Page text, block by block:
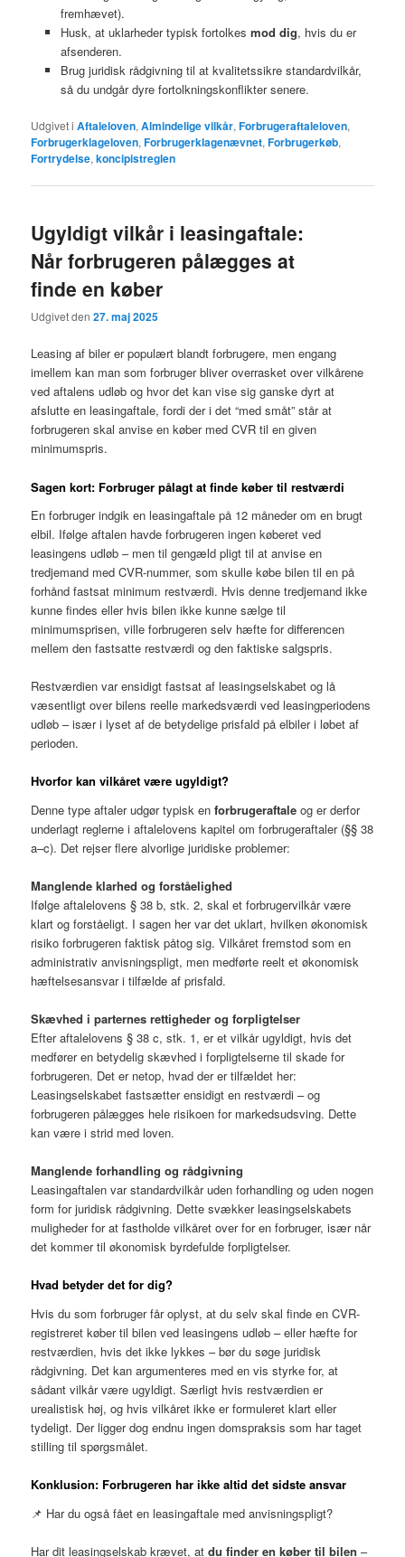
fremhævet).
Husk, at uklarheder typisk fortolkes mod dig, hvis du er
afsenderen.
Brug juridisk rådgivning til at kvalitetssikre standardvilkår,
så du undgår dyre fortolkningskonflikter senere.
Udgivet i Aftaleloven,Almindelige vilkår,Forbrugeraftaleloven,
Forbrugerklageloven,Forbrugerklagenævnet,Forbrugerkøb,
Fortrydelse,koncipistreglen
Ugyldigt vilkår i leasingaftale:
Når forbrugeren pålægges at
finde en køber
Udgivet den27. maj 2025
Leasing af biler er populært blandt forbrugere, men engang
imellem kan man som forbruger bliver overrasket over vilkårene
ved aftalens udløb og hvor det kan vise sig ganske dyrt at
afslutte en leasingaftale, fordi der i det “med småt” står at
forbrugeren skal anvise en køber med CVR til en given
minimumspris.
Sagen kort: Forbruger pålagt at finde køber til restværdi
En forbruger indgik en leasingaftale på 12 måneder om en brugt
elbil. Ifølge aftalen havde forbrugeren ingen køberet ved
leasingens udløb – men til gengæld pligt til at anvise en
tredjemand med CVR-nummer, som skulle købe bilen til en på
forhånd fastsat minimum restværdi. Hvis denne tredjemand ikke
kunne findes eller hvis bilen ikke kunne sælge til
minimumsprisen, ville forbrugeren selv hæfte for differencen
mellem den fastsatte restværdi og den faktiske salgspris.
Restværdien var ensidigt fastsat af leasingselskabet og lå
væsentligt over bilens reelle markedsværdi ved leasingperiodens
udløb – især i lyset af de betydelige prisfald på elbiler i løbet af
perioden.
Hvorfor kan vilkåret være ugyldigt?
Denne type aftaler udgør typisk enforbrugeraftale og er derfor
underlagt reglerne i aftalelovens kapitel om forbrugeraftaler (§§ 38
a–c). Det rejser flere alvorlige juridiske problemer:
Manglende klarhed og forståelighed
Ifølge aftalelovens § 38 b, stk. 2, skal et forbrugervilkår være
klart og forståeligt. I sagen her var det uklart, hvilken økonomisk
risiko forbrugeren faktisk påtog sig. Vilkåret fremstod som en
administrativ anvisningspligt, men medførte reelt et økonomisk
hæftelsesansvar i tilfælde af prisfald.
Skævhed i parternes rettigheder og forpligtelser
Efter aftalelovens § 38 c, stk. 1, er et vilkår ugyldigt, hvis det
medfører en betydelig skævhed i forpligtelserne til skade for
forbrugeren. Det er netop, hvad der er tilfældet her:
Leasingselskabet fastsætter ensidigt en restværdi – og
forbrugeren pålægges hele risikoen for markedsudsving. Dette
kan være i strid med loven.
Manglende forhandling og rådgivning
Leasingaftalen var standardvilkår uden forhandling og uden nogen
form for juridisk rådgivning. Dette svækker leasingselskabets
muligheder for at fastholde vilkåret over for en forbruger, især når
det kommer til økonomisk byrdefulde forpligtelser.
Hvad betyder det for dig?
Hvis du som forbruger får oplyst, at du selv skal finde en CVR-
registreret køber til bilen ved leasingens udløb – eller hæfte for
restværdien, hvis det ikke lykkes – bør du søge juridisk
rådgivning. Det kan argumenteres med en vis styrke for, at
sådant vilkår være ugyldigt. Særligt hvis restværdien er
urealistisk høj, og hvis vilkåret ikke er formuleret klart eller
tydeligt. Der ligger dog endnu ingen domspraksis som har taget
stilling til spørgsmålet.
Konklusion: Forbrugeren har ikke altid det sidste ansvar
📌 Har du også fået en leasingaftale med anvisningspligt?
Har dit leasingselskab krævet, atdu finder en køber til bilen –